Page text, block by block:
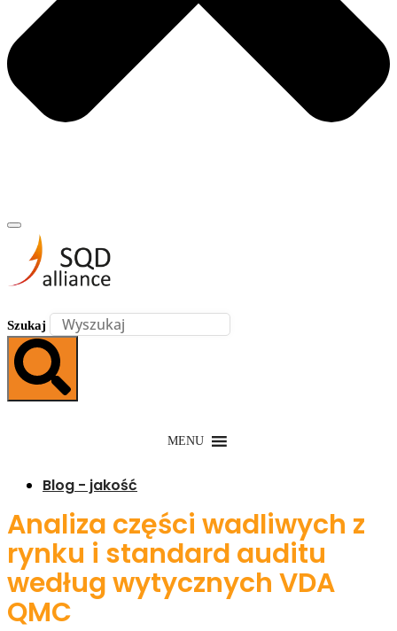
Szukaj
MENU
Blog - jakość
Analiza części wadliwych z
rynku i standard auditu
według wytycznych VDA
QMC